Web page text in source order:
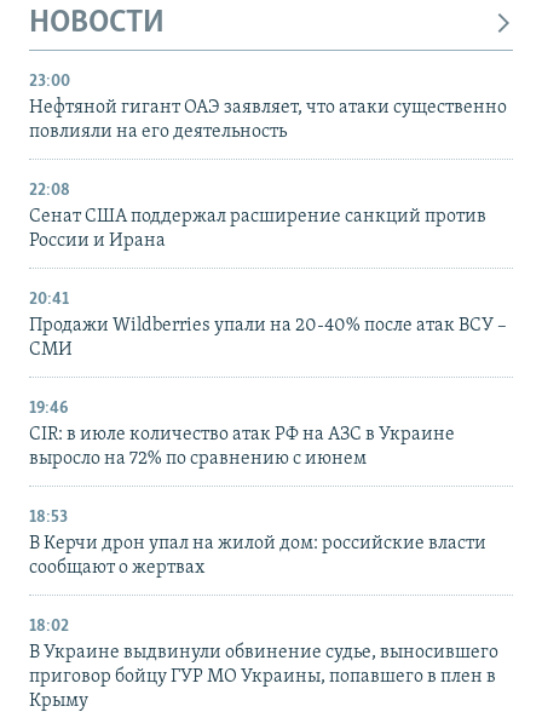
НОВОСТИ
23:00
Нефтяной гигант ОАЭ заявляет, что атаки существенно
повлияли на его деятельность
22:08
Сенат США поддержал расширение санкций против
России и Ирана
20:41
Продажи Wildberries упали на 20-40% после атак ВСУ –
СМИ
19:46
CIR: в июле количество атак РФ на АЗС в Украине
выросло на 72% по сравнению с июнем
18:53
В Керчи дрон упал на жилой дом: российские власти
сообщают о жертвах
18:02
В Украине выдвинули обвинение судье, выносившего
приговор бойцу ГУР МО Украины, попавшего в плен в
Крыму